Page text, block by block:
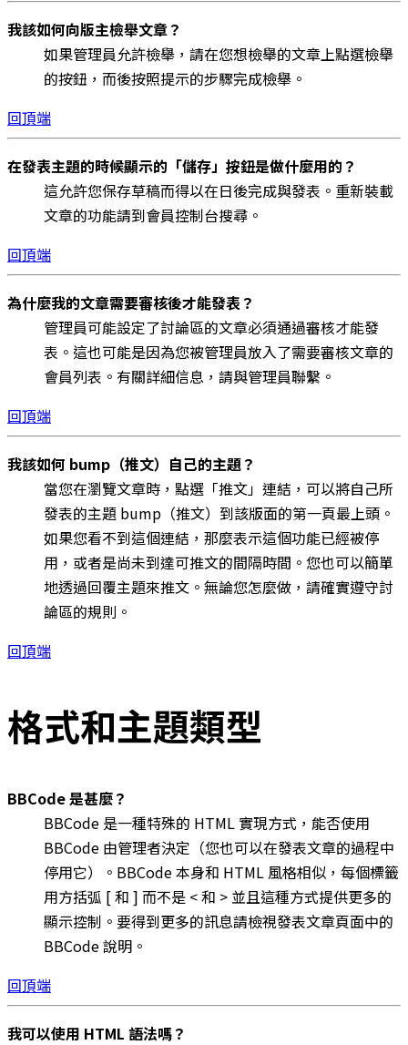
我該如何向版主檢舉文章？
如果管理員允許檢舉，請在您想檢舉的文章上點選檢舉
的按鈕，而後按照提示的步驟完成檢舉。
回頂端
在發表主題的時候顯示的「儲存」按鈕是做什麼用的？
這允許您保存草稿而得以在日後完成與發表。重新裝載
文章的功能請到會員控制台搜尋。
回頂端
為什麼我的文章需要審核後才能發表？
管理員可能設定了討論區的文章必須通過審核才能發
表。這也可能是因為您被管理員放入了需要審核文章的
會員列表。有關詳細信息，請與管理員聯繫。
回頂端
我該如何 bump（推文）自己的主題？
當您在瀏覽文章時，點選「推文」連結，可以將自己所
發表的主題 bump（推文）到該版面的第一頁最上頭。
如果您看不到這個連結，那麼表示這個功能已經被停
用，或者是尚未到達可推文的間隔時間。您也可以簡單
地透過回覆主題來推文。無論您怎麼做，請確實遵守討
論區的規則。
回頂端
格式和主題類型
BBCode 是甚麼？
BBCode 是一種特殊的 HTML 實現方式，能否使用
BBCode 由管理者決定（您也可以在發表文章的過程中
停用它）。BBCode 本身和 HTML 風格相似，每個標籤
用方括弧 [ 和 ] 而不是 < 和 > 並且這種方式提供更多的
顯示控制。要得到更多的訊息請檢視發表文章頁面中的
BBCode 說明。
回頂端
我可以使用 HTML 語法嗎？